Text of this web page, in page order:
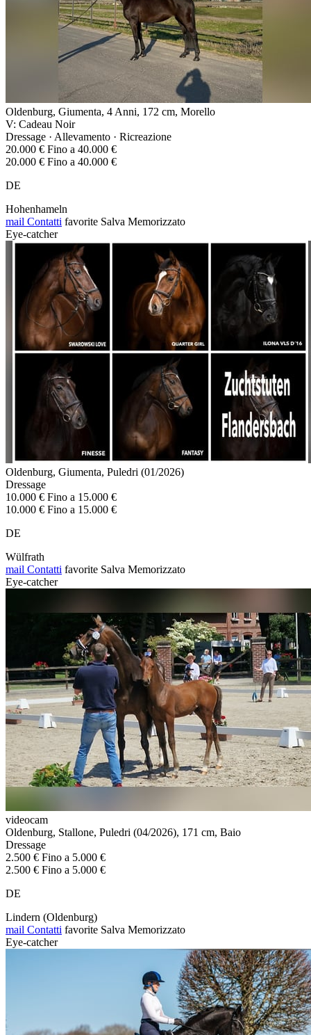
Oldenburg, Giumenta, 4 Anni, 172 cm, Morello
V: Cadeau Noir
Dressage · Allevamento · Ricreazione
20.000 € Fino a 40.000 €
20.000 € Fino a 40.000 €
DE
Hohenhameln
mail Contatti favorite Salva Memorizzato
Eye-catcher
Oldenburg, Giumenta, Puledri (01/2026)
Dressage
10.000 € Fino a 15.000 €
10.000 € Fino a 15.000 €
DE
Wülfrath
mail Contatti favorite Salva Memorizzato
Eye-catcher
videocam
Oldenburg, Stallone, Puledri (04/2026), 171 cm, Baio
Dressage
2.500 € Fino a 5.000 €
2.500 € Fino a 5.000 €
DE
Lindern (Oldenburg)
mail Contatti favorite Salva Memorizzato
Eye-catcher